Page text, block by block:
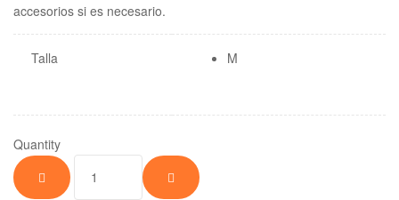
accesorios si es necesario.
Talla M
Quantity